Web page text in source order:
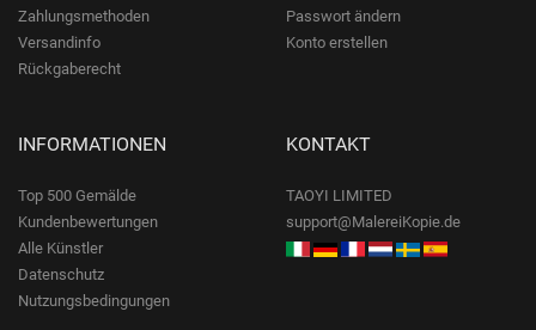
Zahlungsmethoden
Versandinfo
Rückgaberecht
Passwort ändern
Konto erstellen
INFORMATIONEN
Top 500 Gemälde
Kundenbewertungen
Alle Künstler
Datenschutz
Nutzungsbedingungen
KONTAKT
TAOYI LIMITED
support@MalereiKopie.de